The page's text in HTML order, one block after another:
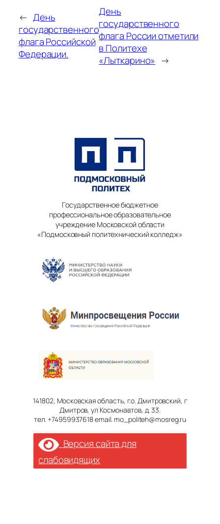
← День
государственного
флага Российской
Федерации.
День
государственного
флага России отметили
в Политехе
«Лыткарино» →
Государственное бюджетное
профессиональное образовательное
учреждение Московской области
«Подмосковный политехнический колледж»
141802, Московская область, г.о. Дмитровский, г
Дмитров, ул Космонавтов, д. 33.
тел. +74959937618 email. mo_politeh@mosreg.ru
Версия сайта для
слабовидящих